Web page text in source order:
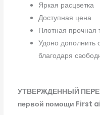
Яркая расцветка
Доступная цена
Плотная прочная
Удоно дополнить
благодаря
УТВЕРЖДЕННЫЙ
первой помощи First